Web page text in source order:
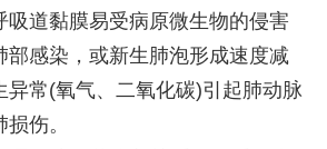
吸道黏膜易受病原微生物的侵害
部感染，或新生肺泡形成速度减
异常(氧气、二氧化碳)引起肺动脉
伤。